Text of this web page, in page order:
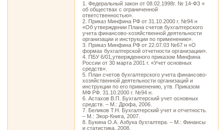
1. Федеральный закон от 08.02.1998г. № 14-ФЗ «
об обществах с ограниченной
ответственностью».
2. Приказ Минфина РФ от 31.10.2000 г. №94 н
«Об утверждении Плана счетов бухгалтерского
учета финансово-хозяйственной деятельности
организации и инструкции по применению».
3. Приказ Минфина РФ от 22.07.03 №67 н «О
формах бухгалтерской отчетности организации».
4. ПБУ 6/01,утвержденного приказом Минфина
России от 30 марта 2001 г. «Учет основных
средств».
5. План счетов бухгалтерского учета финансово-
хозяйственной деятельности организаций и
инструкции по его применению, утв. Приказом
МФ РФ. 31.10.2000 г. №94 н.
6. Астахов В.П. Бухгалтерский учет основных
средств. – М.: Дрофа, 2006.
7. Беликов Т.Н. Бухгалтерский учет и отчетность.
– М.: Экор-Книга, 2007.
8. Букина О.А. Азбука бухгалтера. – М.: Финансы
и статистика, 2008.